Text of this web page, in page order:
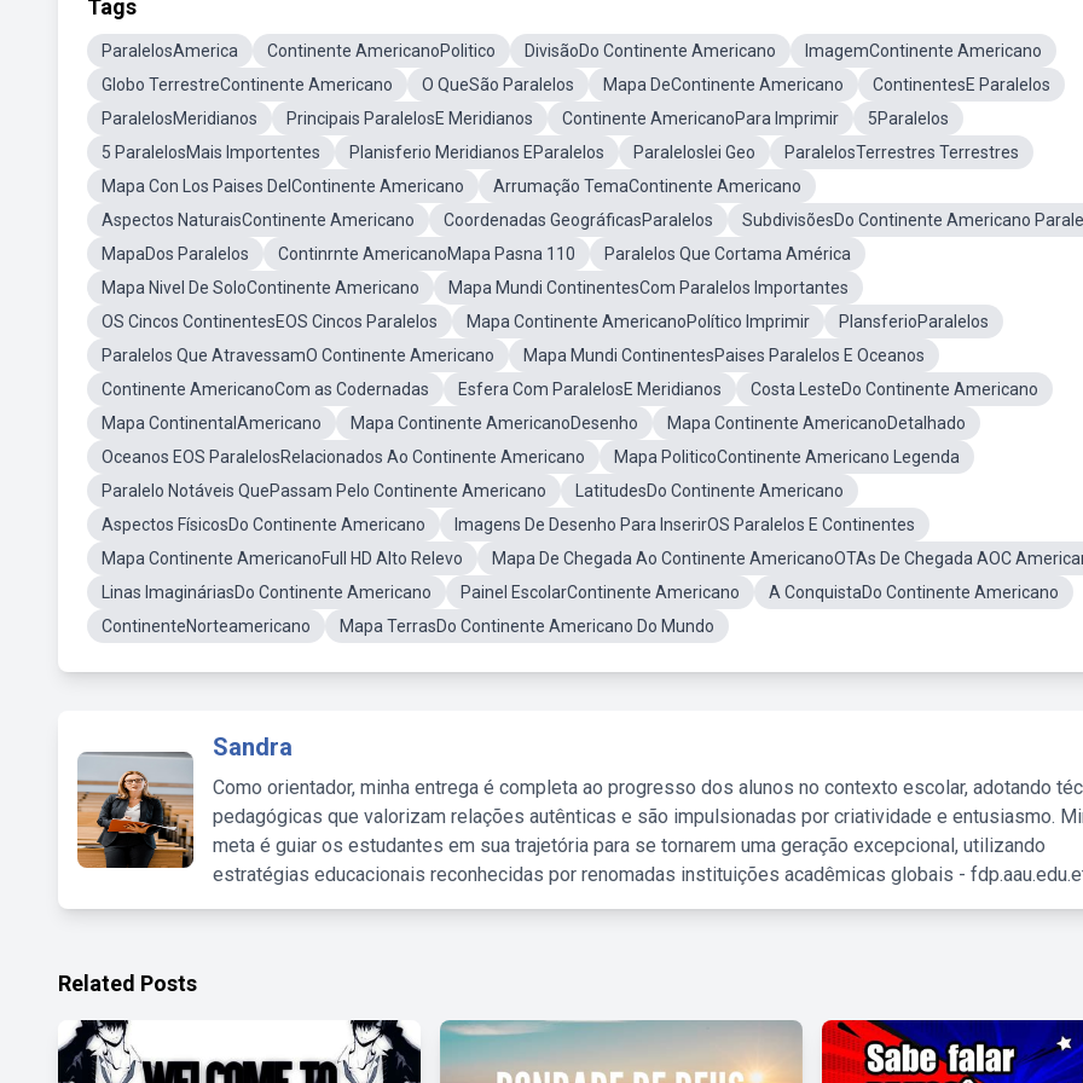
Tags
ParalelosAmerica Continente AmericanoPolitico DivisãoDo Continente Americano
ImagemContinente Americano
Globo TerrestreContinente Americano
O QueSão Paralelos Mapa DeContinente Americano
ContinentesE Paralelos
ParalelosMeridianos
Principais ParalelosE Meridianos Continente AmericanoPara Imprimir
5Paralelos
5 ParalelosMais Importentes
Planisferio Meridianos EParalelos ParalelosIei Geo
ParalelosTerrestres Terrestres
Mapa Con Los Paises DelContinente Americano
Arrumação TemaContinente Americano
Aspectos NaturaisContinente Americano
Coordenadas GeográficasParalelos
SubdivisõesDo Continente Americano
MapaDos Paralelos
Continrnte AmericanoMapa Pasna 110
Paralelos Que Cortama América
Mapa Nivel De SoloContinente Americano
Mapa Mundi ContinentesCom Paralelos Importantes
OS Cincos ContinentesEOS Cincos Paralelos
Mapa Continente AmericanoPolítico Imprimir
PlansferioParalelos
Paralelos Que AtravessamO Continente Americano
Mapa Mundi ContinentesPaises Paralelos E Oceanos
Continente AmericanoCom as Codernadas
Esfera Com ParalelosE Meridianos
Costa LesteDo Continente Americano
Mapa ContinentalAmericano
Mapa Continente AmericanoDesenho
Mapa Continente AmericanoDetalhado
Oceanos EOS ParalelosRelacionados Ao Continente Americano
Mapa PoliticoContinente Americano Legenda
Paralelo Notáveis QuePassam Pelo Continente Americano
LatitudesDo Continente Americano
Aspectos FísicosDo Continente Americano
Imagens De Desenho Para InserirOS Paralelos E Continentes
Mapa Continente AmericanoFull HD Alto Relevo
Mapa De Chegada Ao Continente AmericanoOTAs De Chegada AOC
Linas ImagináriasDo Continente Americano
Painel EscolarContinente Americano
A ConquistaDo Continente Americano
ContinenteNorteamericano
Mapa TerrasDo Continente Americano Do Mundo
Sandra
Como orientador, minha entrega é completa ao progresso dos alunos no contexto escolar, adotando
pedagógicas que valorizam relações autênticas e são impulsionadas por criatividade e entusiasmo.
meta é guiar os estudantes em sua trajetória para se tornarem uma geração excepcional, utilizando
estratégias educacionais reconhecidas por renomadas instituições acadêmicas globais -
Related Posts